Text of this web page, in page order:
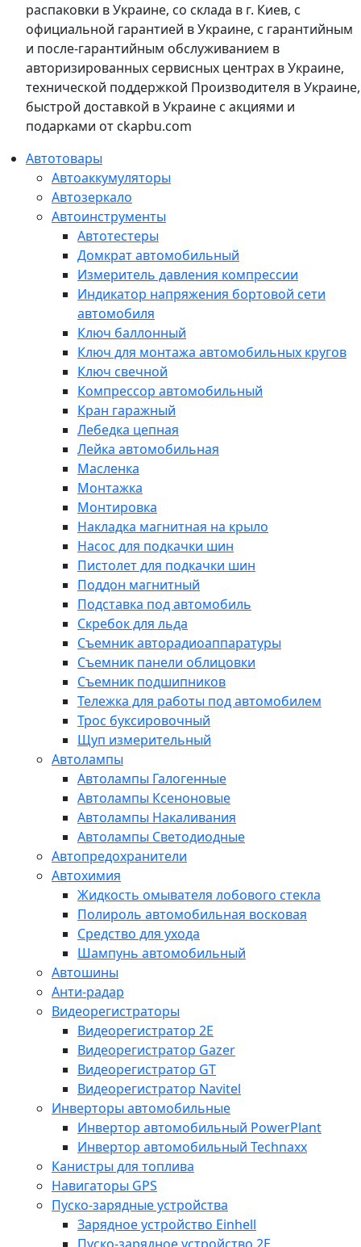
распаковки в Украине, со склада в г. Киев, с
официальной гарантией в Украине, с гарантийным
и после-гарантийным обслуживанием в
авторизированных сервисных центрах в Украине,
технической поддержкой Производителя в Украине,
быстрой доставкой в Украине с акциями и
подарками от ckapbu.com
Автотовары
Автоаккумуляторы
Автозеркало
Автоинструменты
Автотестеры
Домкрат автомобильный
Измеритель давления компрессии
Индикатор напряжения бортовой сети
автомобиля
Ключ баллонный
Ключ для монтажа автомобильных кругов
Ключ свечной
Компрессор автомобильный
Кран гаражный
Лебедка цепная
Лейка автомобильная
Масленка
Монтажка
Монтировка
Накладка магнитная на крыло
Насос для подкачки шин
Пистолет для подкачки шин
Поддон магнитный
Подставка под автомобиль
Скребок для льда
Съемник авторадиоаппаратуры
Съемник панели облицовки
Съемник подшипников
Тележка для работы под автомобилем
Трос буксировочный
Щуп измерительный
Автолампы
Автолампы Галогенные
Автолампы Ксеноновые
Автолампы Накаливания
Автолампы Светодиодные
Автопредохранители
Автохимия
Жидкость омывателя лобового стекла
Полироль автомобильная восковая
Средство для ухода
Шампунь автомобильный
Автошины
Анти-радар
Видеорегистраторы
Видеорегистратор 2E
Видеорегистратор Gazer
Видеорегистратор GT
Видеорегистратор Navitel
Инверторы автомобильные
Инвертор автомобильный PowerPlant
Инвертор автомобильный Technaxx
Канистры для топлива
Навигаторы GPS
Пуско-зарядные устройства
Зарядное устройство Einhell